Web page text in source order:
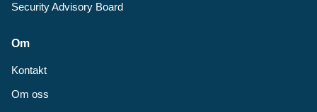
Security Advisory Board
Om
Kontakt
Om oss